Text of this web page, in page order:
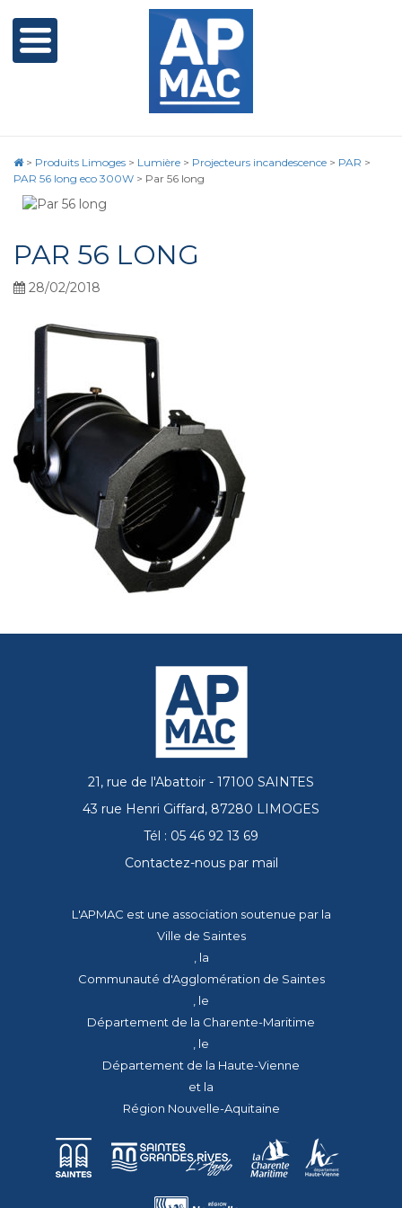
> Produits Limoges > Lumière > Projecteurs incandescence > PAR >
PAR 56 long eco 300W > Par 56 long
PAR 56 LONG
28/02/2018
21, rue de l'Abattoir - 17100 SAINTES
43 rue Henri Giffard, 87280 LIMOGES
Tél : 05 46 92 13 69
Contactez-nous par mail
L'APMAC est une association soutenue par la
Ville de Saintes
, la
Communauté d'Agglomération de Saintes
, le
Département de la Charente-Maritime
, le
Département de la Haute-Vienne
et la
Région Nouvelle-Aquitaine